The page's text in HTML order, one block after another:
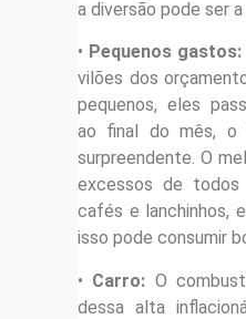
a diversão pode ser a
• Pequenos gastos:
vilões dos
pequenos, eles
ao final do mês,
surpreendente. O
excessos de
cafés e lanchinhos,
isso pode consumir
• Carro: O
dessa alta